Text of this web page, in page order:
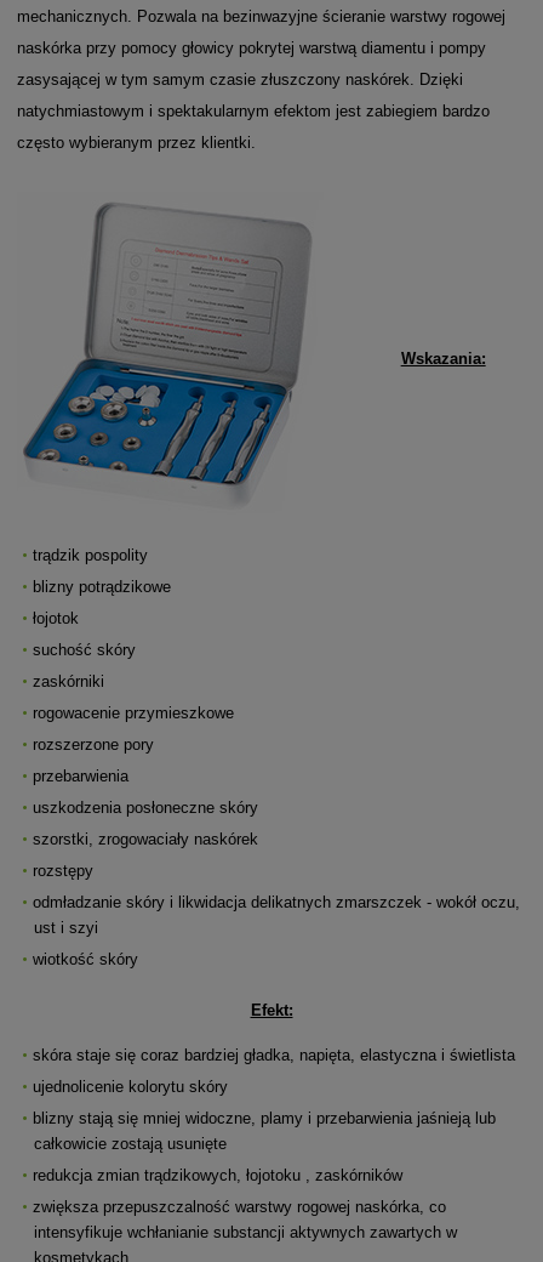
mechanicznych. Pozwala na bezinwazyjne ścieranie warstwy rogowej
naskórka przy pomocy głowicy pokrytej warstwą diamentu i pompy
zasysającej w tym samym czasie złuszczony naskórek. Dzięki
natychmiastowym i spektakularnym efektom jest zabiegiem bardzo
często wybieranym przez klientki.
Wskazania:
trądzik pospolity
blizny potrądzikowe
łojotok
suchość skóry
zaskórniki
rogowacenie przymieszkowe
rozszerzone pory
przebarwienia
uszkodzenia posłoneczne skóry
szorstki, zrogowaciały naskórek
rozstępy
odmładzanie skóry i likwidacja delikatnych zmarszczek - wokół oczu,
ust i szyi
wiotkość skóry
Efekt:
skóra staje się coraz bardziej gładka, napięta, elastyczna i świetlista
ujednolicenie kolorytu skóry
blizny stają się mniej widoczne, plamy i przebarwienia jaśnieją lub
całkowicie zostają usunięte
redukcja zmian trądzikowych, łojotoku , zaskórników
zwiększa przepuszczalność warstwy rogowej naskórka, co
intensyfikuje wchłanianie substancji aktywnych zawartych w
kosmetykach